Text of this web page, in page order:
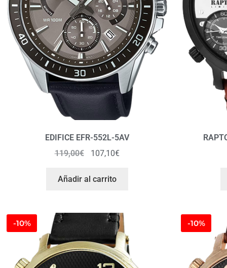
EDIFICE EFR-552L-5AV
119,00€ 107,10€
Añadir al carrito
-10% -10%